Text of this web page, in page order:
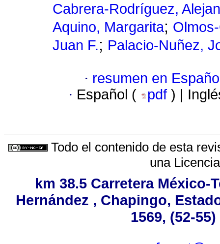
Cabrera-Rodríguez,
Aquino, Margarita;
Juan F.; Palacio-Nuñez,
· resumen en
· Español ( pdf ) |
Todo el contenido de esta
una
km 38.5 Carretera
Hernández , Chapingo,
1569, (52-